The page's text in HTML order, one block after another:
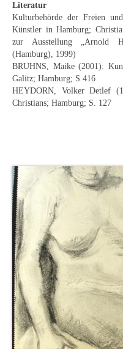
Weitere
Expressiver
Motive
Abstraktion
Industrie & Arbeit
Süddeutsche
Selbstbildnisse
Stillleben
Neues
Tägliche Dosis Kunst
Themenflyer
Themenflyer:
Literatur
Kulturbehörde der Freien
Künstler in Hamburg;
zur Ausstellung „Arnold
(Hamburg), 1999)
BRUHNS, Maike (2001):
Galitz; Hamburg; S.416
HEYDORN, Volker Detlef
Christians; Hamburg; S. 127